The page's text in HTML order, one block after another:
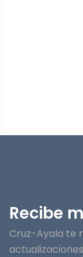
Recibe
Cruz-Ayala te